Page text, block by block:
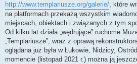
http://www.templariusze.org/galerie/, które
na platformach przekażą wszystkim
miejscach, obiektach i związanych z tym
Od kilku lat działa „wędrujące” ruchome
„Templariusze”, wraz z oprawą
oglądana już była w Łukowie, Nidzicy,
momencie (listopad 2021 r.) można ją